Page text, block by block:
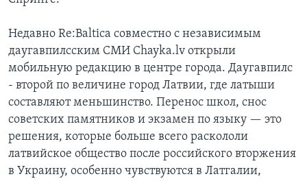
Недавно Re:Baltica совместно с независимым
даугавпилсским СМИ Chayka.lv открыли
мобильную редакцию в центре города. Даугавпилс
- второй по величине город Латвии, где латыши
составляют меньшинство. Перенос школ, снос
советских памятников и экзамен по языку — это
решения, которые больше всего раскололи
латвийское общество после российского вторжения
в Украину, особенно чувствуются в Латгалии,